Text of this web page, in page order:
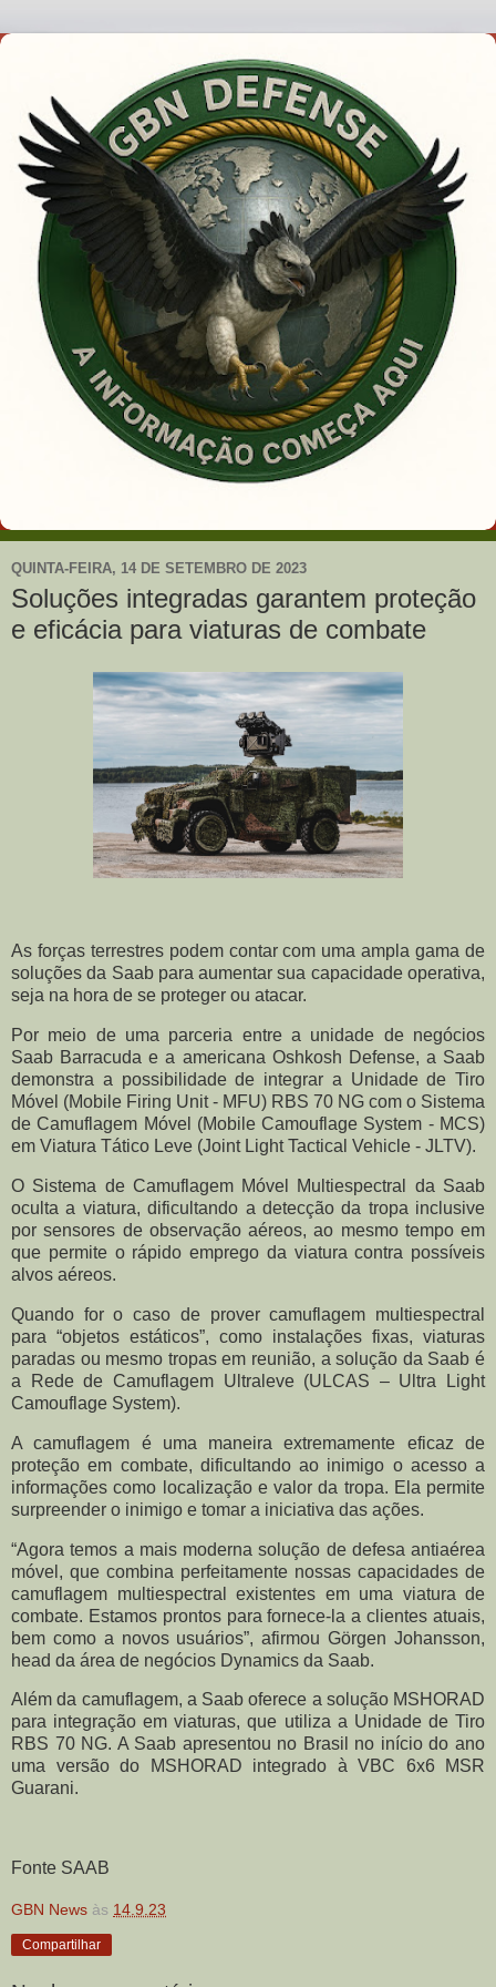
QUINTA-FEIRA, 14 DE SETEMBRO DE 2023
Soluções integradas garantem proteção
e eficácia para viaturas de combate
As forças terrestres podem contar com uma ampla gama de
soluções da Saab para aumentar sua capacidade operativa,
seja na hora de se proteger ou atacar.
Por meio de uma parceria entre a unidade de negócios
Saab Barracuda e a americana Oshkosh Defense, a Saab
demonstra a possibilidade de integrar a Unidade de Tiro
Móvel (Mobile Firing Unit - MFU) RBS 70 NG com o Sistema
de Camuflagem Móvel (Mobile Camouflage System - MCS)
em Viatura Tático Leve (Joint Light Tactical Vehicle - JLTV).
O Sistema de Camuflagem Móvel Multiespectral da Saab
oculta a viatura, dificultando a detecção da tropa inclusive
por sensores de observação aéreos, ao mesmo tempo em
que permite o rápido emprego da viatura contra possíveis
alvos aéreos.
Quando for o caso de prover camuflagem multiespectral
para “objetos estáticos”, como instalações fixas, viaturas
paradas ou mesmo tropas em reunião, a solução da Saab é
a Rede de Camuflagem Ultraleve (ULCAS – Ultra Light
Camouflage System).
A camuflagem é uma maneira extremamente eficaz de
proteção em combate, dificultando ao inimigo o acesso a
informações como localização e valor da tropa. Ela permite
surpreender o inimigo e tomar a iniciativa das ações.
“Agora temos a mais moderna solução de defesa antiaérea
móvel, que combina perfeitamente nossas capacidades de
camuflagem multiespectral existentes em uma viatura de
combate. Estamos prontos para fornece-la a clientes atuais,
bem como a novos usuários”, afirmou Görgen Johansson,
head da área de negócios Dynamics da Saab.
Além da camuflagem, a Saab oferece a solução MSHORAD
para integração em viaturas, que utiliza a Unidade de Tiro
RBS 70 NG. A Saab apresentou no Brasil no início do ano
uma versão do MSHORAD integrado à VBC 6x6 MSR
Guarani.
Fonte SAAB
GBN News às 14.9.23
Compartilhar